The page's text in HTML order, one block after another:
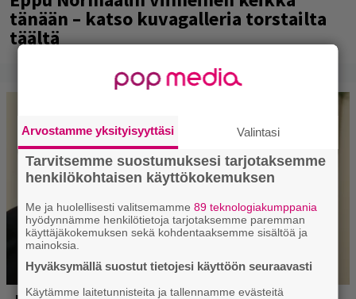
tänään – katso kuvagalleria torstailta
täältä
Arvostamme yksityisyyttäsi Valintasi
Tarvitsemme suostumuksesi tarjotaksemme
henkilökohtaisen käyttökokemuksen
Me ja huolellisesti valitsemamme89 teknologiakumppania
hyödynnämme henkilötietoja tarjotaksemme paremman
käyttäjäkokemuksen sekä kohdentaaksemme sisältöä ja
mainoksia.
Hyväksymällä suostut tietojesi käyttöön seuraavasti
Käytämme laitetunnisteita ja tallennamme evästeitä